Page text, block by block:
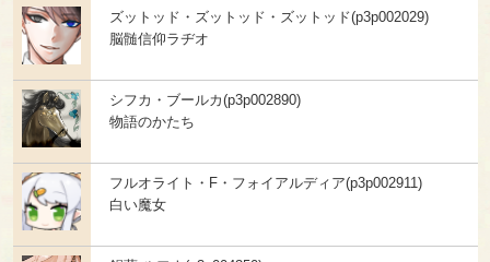
ズットッド・ズットッド・ズットッド(p3p002029)
脳髄信仰ラヂオ
シフカ・ブールカ(p3p002890)
物語のかたち
フルオライト・F・フォイアルディア(p3p002911)
白い魔女